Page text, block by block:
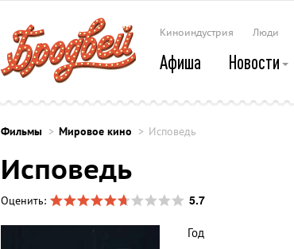
Киноиндустрия Люди
Афиша Новости
Фильмы Мировое кино Исповедь
Исповедь
Оценить: 5.7
Год